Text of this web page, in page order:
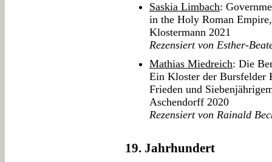
Saskia Limbach:
in the Holy Roman
Klostermann 2021
Rezensiert von Esther-
Mathias Miedreich: Die
Ein Kloster der Bursfelder
Frieden und
Aschendorff 2020
Rezensiert von Rainald
19. Jahrhundert